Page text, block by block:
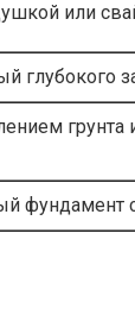
или
глубокого
грунта
фундамент